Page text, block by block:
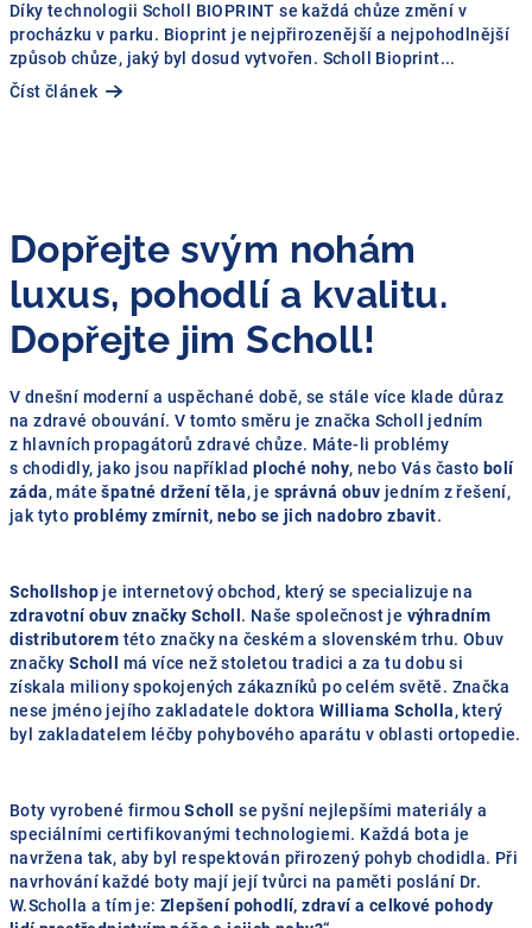
Díky technologii Scholl BIOPRINT se každá chůze změní v
procházku v parku. Bioprint je nejpřirozenější a nejpohodlnější
způsob chůze, jaký byl dosud vytvořen. Scholl Bioprint...
Číst článek
Dopřejte svým nohám
luxus, pohodlí a kvalitu.
Dopřejte jim Scholl!
V dnešní moderní a uspěchané době, se stále více klade důraz
na zdravé obouvání. V tomto směru je značka Scholl jedním
z hlavních propagátorů zdravé chůze. Máte-li problémy
s chodidly, jako jsou například ploché nohy, nebo Vás často bolí
záda, mátešpatné držení těla, je správná obuv jedním z řešení,
jak tyto problémy zmírnit, nebo se jich nadobro zbavit.
Schollshop je internetový obchod, který se specializuje na
zdravotní obuv značky Scholl . Naše společnost je výhradním
distributorem této značky na českém a slovenském trhu. Obuv
značky Scholl
má více než stoletou tradici a za tu dobu si
získala miliony spokojených zákazníků po celém světě. Značka
nese jméno jejího zakladatele doktoraWilliama Scholla, který
byl zakladatelem léčby pohybového aparátu v oblasti ortopedie.
Boty vyrobené firmouScholl
se pyšní nejlepšími materiály a
speciálními certifikovanými technologiemi. Každá bota je
navržena tak, aby byl respektován přirozený pohyb chodidla. Při
navrhování každé boty mají její tvůrci na paměti poslání Dr.
W.Scholla a tím je:Zlepšení pohodlí, zdraví a celkové pohody